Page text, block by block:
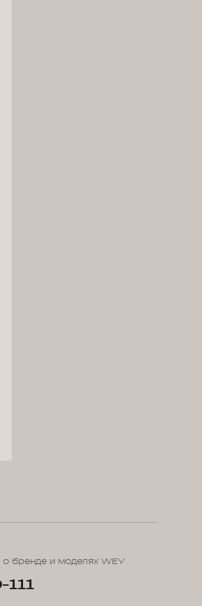
бренде и моделях WEY
111